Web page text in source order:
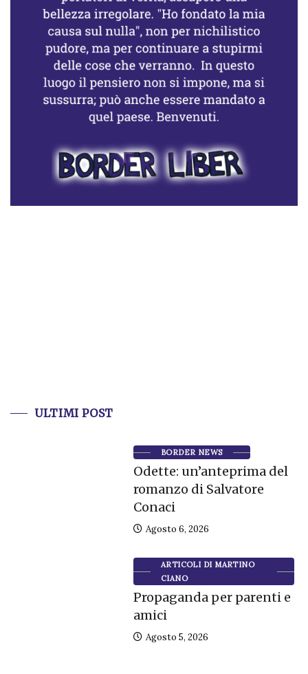
ULTIMI POST
BORDER NEWS
Odette: un’anteprima del
romanzo di Salvatore
Conaci
Agosto 6, 2026
ARTICOLI DI MARTINO
CIANO
Propaganda per parenti e
amici
Agosto 5, 2026